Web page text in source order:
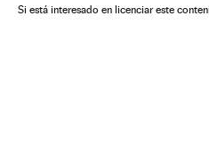
Política social América
Si está interesado en licenciar este